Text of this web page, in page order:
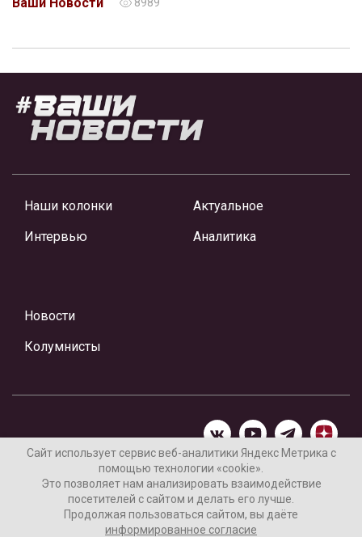
Наши колонки
Интервью
Актуальное
Аналитика
Новости
Колумнисты
Материалы предоставлены редакцией Интернет-газеты
«Ваши новости»
Нашли ошибку? Выделите ее и нажмите Ctrl+Enter
Сайт использует сервис веб-аналитики Яндекс Метрика с
помощью технологии «cookie».
Это позволяет нам анализировать взаимодействие
посетителей с сайтом и делать его лучше.
Продолжая пользоваться сайтом, вы даёте
информированное согласие